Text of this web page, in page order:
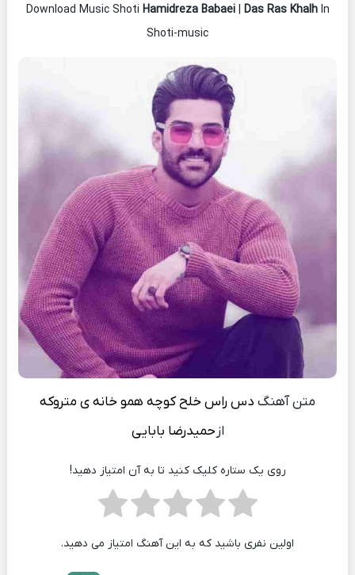
Download Music Shoti Hamidreza Babaei| Das Ras KhalhIn
Shoti-music
متن آهنگ دس راس خلح کوچه همو خانه ی متروکه
ازحمیدرضا بابایی
روی یک ستاره کلیک کنید تا به آن امتیاز دهید!
اولین نفری باشید که به این آهنگ امتیاز می دهید.